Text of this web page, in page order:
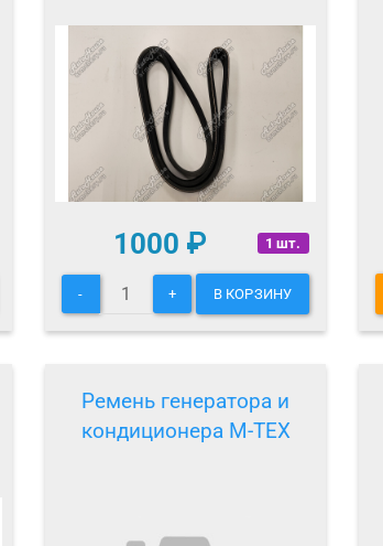
1 шт.
1000 ₽
- + В КОРЗИНУ
Ремень генератора и
кондиционера M-TEX